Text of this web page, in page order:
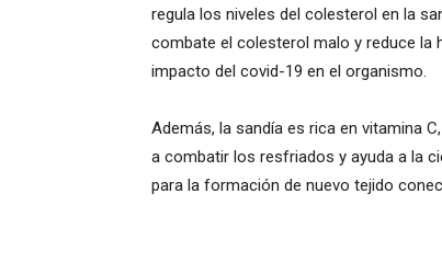
regula los niveles del colesterol en la
combate el colesterol malo y reduce la
impacto del covid-19 en el organismo.
Además, la sandía es rica en vitamina
a combatir los resfriados y ayuda a la
para la formación de nuevo tejido